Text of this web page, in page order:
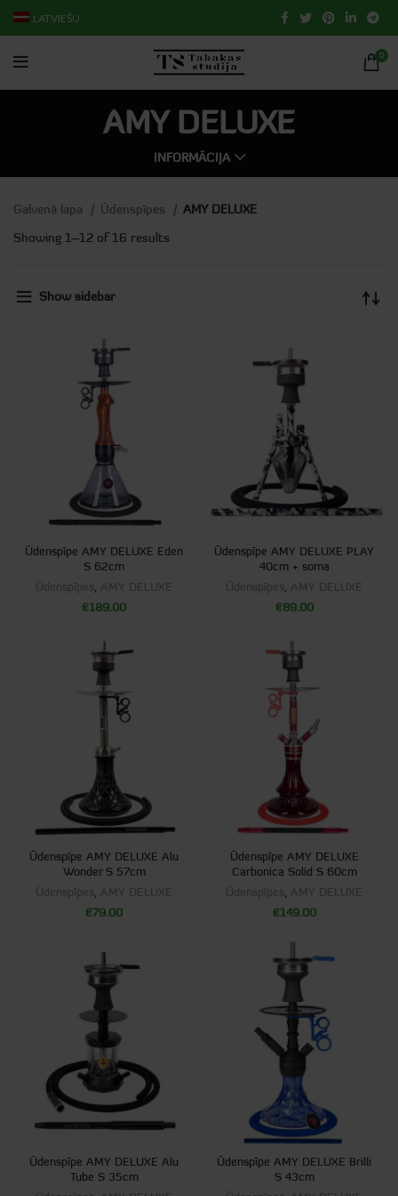
LATVIEŠU
0
AMY DELUXE
INFORMĀCIJA
Galvenā lapa Ūdenspīpes
AMY DELUXE
Showing 1–12 of 16 results
Show sidebar
Ūdenspīpe AMY DELUXE Eden
S 62cm
,
€189.00
Ūdenspīpe AMY DELUXE PLAY
40cm + soma
,
€89.00
Ūdenspīpe AMY DELUXE Alu
Wonder S 57cm
,
€79.00
Ūdenspīpe AMY DELUXE
Carbonica Solid S 60cm
,
€149.00
Ūdenspīpe AMY DELUXE Alu
Tube S 35cm
Ūdenspīpe AMY DELUXE Brilli
S 43cm